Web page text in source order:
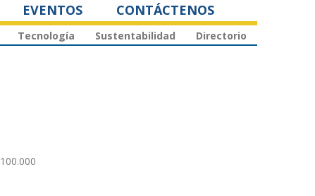
EVENTOS CONTÁCTENOS
Tecnología Sustentabilidad Directorio